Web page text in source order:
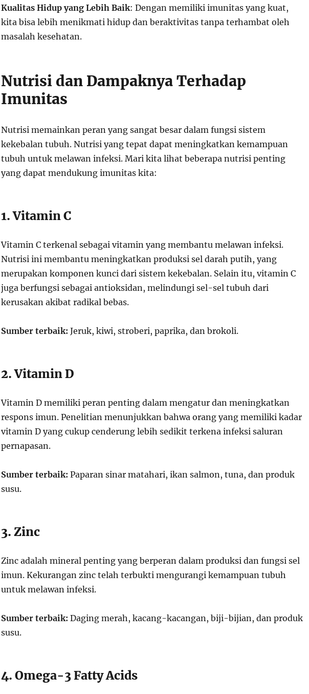
Kualitas Hidup yang Lebih Baik: Dengan memiliki imunitas yang kuat,
kita bisa lebih menikmati hidup dan beraktivitas tanpa terhambat oleh
masalah kesehatan.
Nutrisi dan Dampaknya Terhadap
Imunitas
Nutrisi memainkan peran yang sangat besar dalam fungsi sistem
kekebalan tubuh. Nutrisi yang tepat dapat meningkatkan kemampuan
tubuh untuk melawan infeksi. Mari kita lihat beberapa nutrisi penting
yang dapat mendukung imunitas kita:
1. Vitamin C
Vitamin C terkenal sebagai vitamin yang membantu melawan infeksi.
Nutrisi ini membantu meningkatkan produksi sel darah putih, yang
merupakan komponen kunci dari sistem kekebalan. Selain itu, vitamin C
juga berfungsi sebagai antioksidan, melindungi sel-sel tubuh dari
kerusakan akibat radikal bebas.
Sumber terbaik: Jeruk, kiwi, stroberi, paprika, dan brokoli.
2. Vitamin D
Vitamin D memiliki peran penting dalam mengatur dan meningkatkan
respons imun. Penelitian menunjukkan bahwa orang yang memiliki kadar
vitamin D yang cukup cenderung lebih sedikit terkena infeksi saluran
pernapasan.
Sumber terbaik: Paparan sinar matahari, ikan salmon, tuna, dan produk
susu.
3. Zinc
Zinc adalah mineral penting yang berperan dalam produksi dan fungsi sel
imun. Kekurangan zinc telah terbukti mengurangi kemampuan tubuh
untuk melawan infeksi.
Sumber terbaik: Daging merah, kacang-kacangan, biji-bijian, dan produk
susu.
4. Omega-3 Fatty Acids